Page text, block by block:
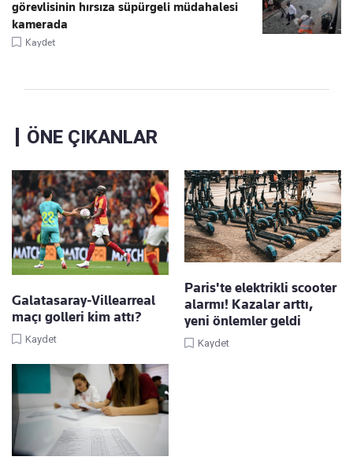
görevlisinin hırsıza süpürgeli müdahalesi
kamerada
Kaydet
ÖNE ÇIKANLAR
Galatasaray-Villearreal
maçı golleri kim attı?
Kaydet
Paris'te elektrikli scooter
alarmı! Kazalar arttı,
yeni önlemler geldi
Kaydet